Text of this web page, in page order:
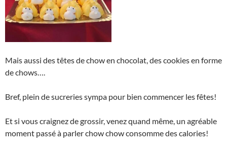
Mais aussi des têtes de chow en chocolat, des cookies en forme
de chows….
Bref, plein de sucreries sympa pour bien commencer les fêtes!
Et si vous craignez de grossir, venez quand même, un agréable
moment passé à parler chow chow consomme des calories!